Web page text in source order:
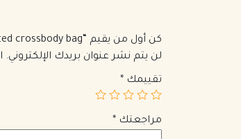
كن أول من يقيم “Chanel mini diamond quilted crossbody bag”
لن يتم نشر عنوان بريدك الإلكتروني.
تقييمك *
مراجعتك *